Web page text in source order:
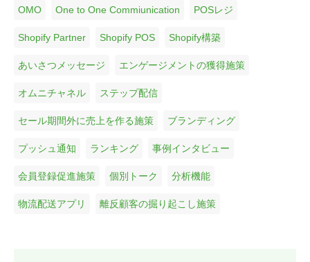
OMO One to One Commiunication POSレジ
Shopify Partner Shopify POS Shopify構築
あいさつメッセージ エンゲージメントの獲得施策
オムニチャネル ステップ配信
セール期間外に売上を作る施策 ブランディング
プッシュ通知 ランキング 事例インタビュー
会員登録促進施策 個別トーク 分析機能
物流配送アプリ 離反顧客の掘り起こし施策